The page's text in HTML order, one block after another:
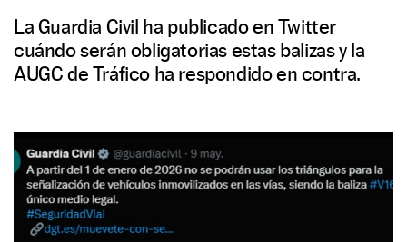
La Guardia Civil ha publicado en Twitter
cuándo serán obligatorias estas balizas y la
AUGC de Tráfico ha respondido en contra.